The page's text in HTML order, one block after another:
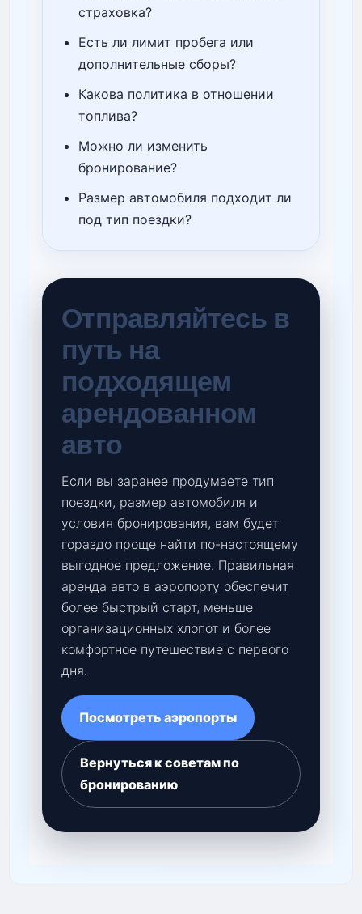
страховка?
Есть ли лимит пробега или
дополнительные сборы?
Какова политика в отношении
топлива?
Можно ли изменить
бронирование?
Размер автомобиля подходит ли
под тип поездки?
Отправляйтесь в
путь на
подходящем
арендованном
авто
Если вы заранее продумаете тип
поездки, размер автомобиля и
условия бронирования, вам будет
гораздо проще найти по-настоящему
выгодное предложение. Правильная
аренда авто в аэропорту обеспечит
более быстрый старт, меньше
организационных хлопот и более
комфортное путешествие с первого
дня.
Посмотреть аэропорты
Вернуться к советам по
бронированию